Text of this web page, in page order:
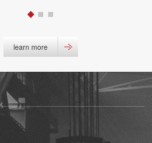
learn more